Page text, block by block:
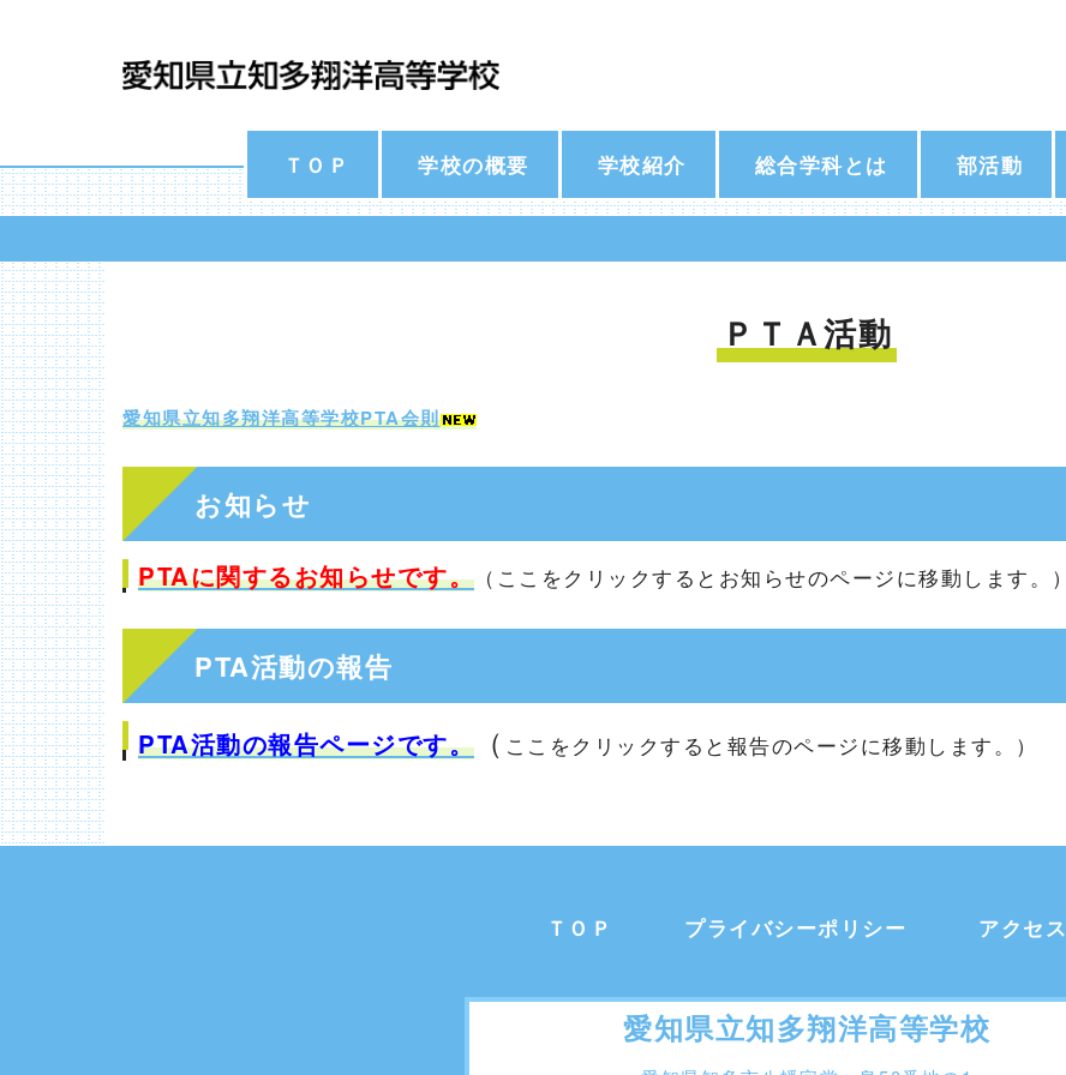
ＴＯＰ 学校の概要 学校紹介 総合学科とは 部活動
ＰＴＡ活動
愛知県立知多翔洋高等学校PTA会則
お知らせ
PTAに関するお知らせです。 （ここをクリックするとお知らせのページに移動します。）
PTA活動の報告
PTA活動の報告ページです。 （ ここをクリックすると報告のページに移動します。）
ＴＯＰ プライバシーポリシー アクセス
愛知県立知多翔洋高等学校